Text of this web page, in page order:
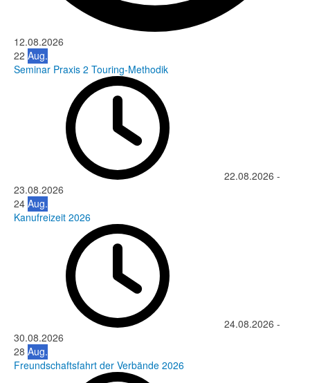
12.08.2026
22 Aug.
Seminar Praxis 2 Touring-Methodik
22.08.2026 -
23.08.2026
24 Aug.
Kanufreizeit 2026
24.08.2026 -
30.08.2026
28 Aug.
Freundschaftsfahrt der Verbände 2026